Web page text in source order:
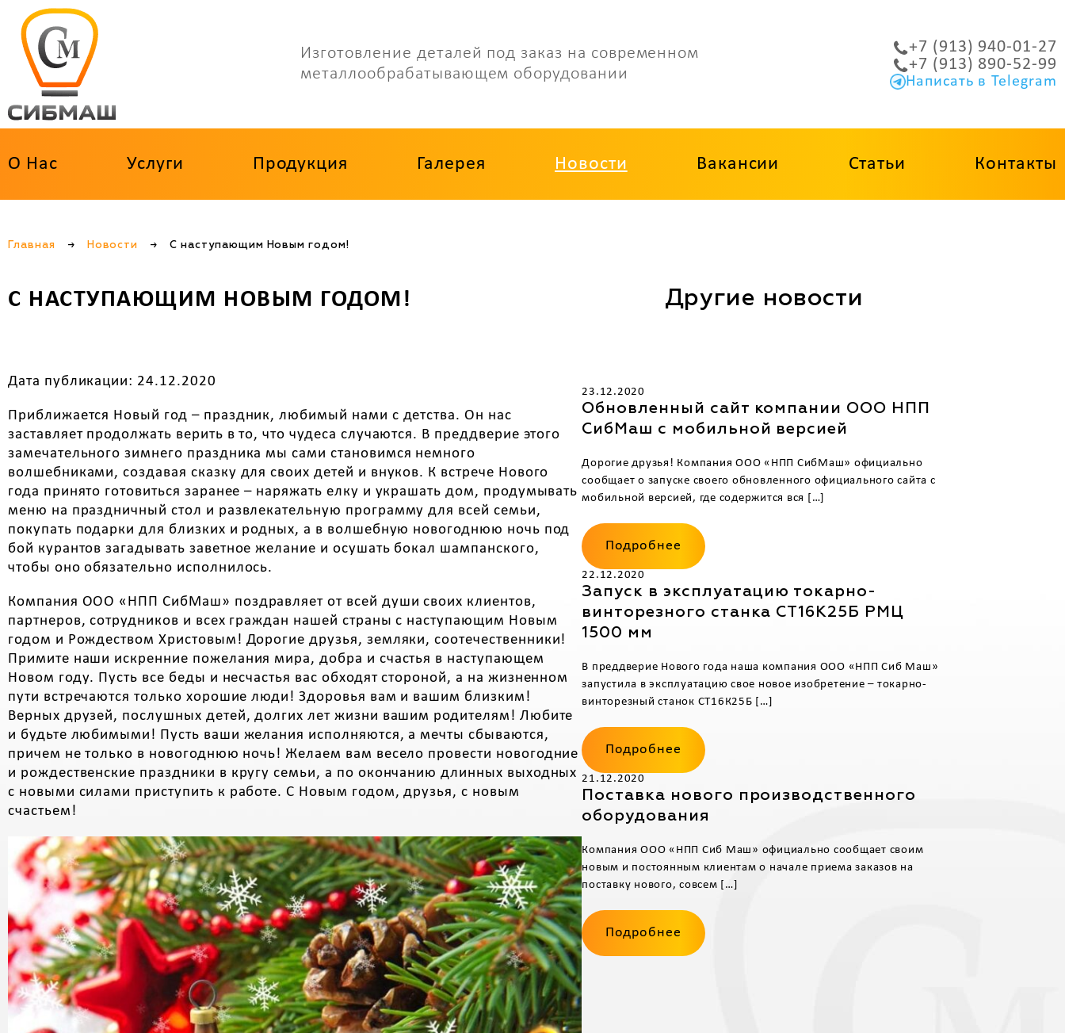
Изготовление деталей под заказ на современном
металлообрабатывающем оборудовании
+7 (913) 940-01-27
+7 (913) 890-52-99
Написать в Telegram
О Нас Услуги Продукция Галерея Новости Вакансии Статьи Контакты
Главная → Новости → С наступающим Новым годом!
С НАСТУПАЮЩИМ НОВЫМ ГОДОМ!
Дата публикации: 24.12.2020
Приближается Новый год – праздник, любимый нами с детства. Он нас
заставляет продолжать верить в то, что чудеса случаются. В преддверие этого
замечательного зимнего праздника мы сами становимся немного
волшебниками, создавая сказку для своих детей и внуков. К встрече Нового
года принято готовиться заранее – наряжать елку и украшать дом, продумывать
меню на праздничный стол и развлекательную программу для всей семьи,
покупать подарки для близких и родных, а в волшебную новогоднюю ночь под
бой курантов загадывать заветное желание и осушать бокал шампанского,
чтобы оно обязательно исполнилось.
Компания ООО «НПП СибМаш» поздравляет от всей души своих клиентов,
партнеров, сотрудников и всех граждан нашей страны с наступающим Новым
годом и Рождеством Христовым! Дорогие друзья, земляки, соотечественники!
Примите наши искренние пожелания мира, добра и счастья в наступающем
Новом году. Пусть все беды и несчастья вас обходят стороной, а на жизненном
пути встречаются только хорошие люди! Здоровья вам и вашим близким!
Верных друзей, послушных детей, долгих лет жизни вашим родителям! Любите
и будьте любимыми! Пусть ваши желания исполняются, а мечты сбываются,
причем не только в новогоднюю ночь! Желаем вам весело провести новогодние
и рождественские праздники в кругу семьи, а по окончанию длинных выходных
с новыми силами приступить к работе. С Новым годом, друзья, с новым
счастьем!
Другие новости
23.12.2020
Обновленный сайт компании ООО НПП
СибМаш с мобильной версией
Дорогие друзья! Компания ООО «НПП СибМаш» официально
сообщает о запуске своего обновленного официального сайта с
мобильной версией, где содержится вся […]
Подробнее
22.12.2020
Запуск в эксплуатацию токарно-
винторезного станка СТ16К25Б РМЦ
1500 мм
В преддверие Нового года наша компания ООО «НПП Сиб Маш»
запустила в эксплуатацию свое новое изобретение – токарно-
винторезный станок СТ16К25Б […]
Подробнее
21.12.2020
Поставка нового производственного
оборудования
Компания ООО «НПП Сиб Маш» официально сообщает своим
новым и постоянным клиентам о начале приема заказов на
поставку нового, совсем […]
Подробнее